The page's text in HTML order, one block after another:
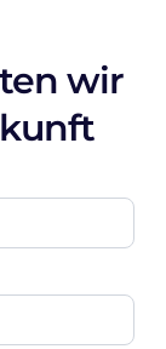
wir